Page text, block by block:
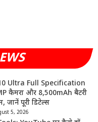
Ultra Full Specification
कैमरा और 8,500mAh बैटरी
जानें पूरी डिटेल्स
5, 2026